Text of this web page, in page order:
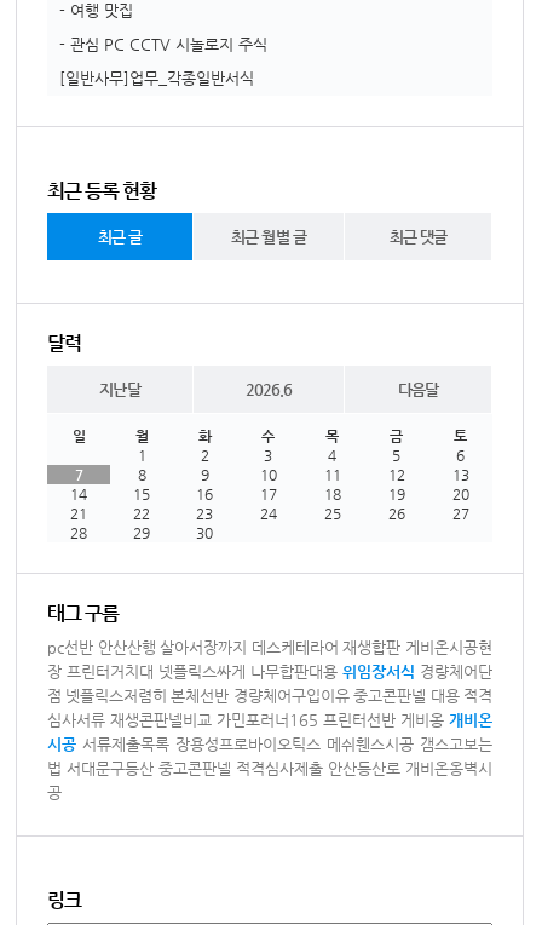
- 여행 맛집
- 관심 PC CCTV 시놀로지 주식
[일반사무]업무_각종일반서식
최근 등록 현황
최근 글 최근 월별 글 최근 댓글
달력
지난달 2026.6 다음달
일 월 화 수 목 금
토
1
2 3 4 5
6
7
8 9 10 11 12
13
14
15 16 17 18 19
20
21
22 23 24 25 26
27
28
29 30
태그 구름
pc선반 안산산행 살아서장까지 데스케테라어 재생합판 게비온시공현
장 프린터거치대 넷플릭스싸게 나무합판대용 위임장서식 경량체어단
점 넷플릭스저렴히 본체선반 경량체어구입이유 중고콘판넬 대용 적격
심사서류 재생콘판넬비교 가민포러너165 프린터선반 게비옹 개비온
시공 서류제출목록 장용성프로바이오틱스 메쉬휀스시공 갬스고보는
법 서대문구등산 중고콘판넬 적격심사제출 안산등산로 개비온옹벽시
공
링크